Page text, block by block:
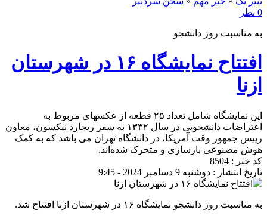
0 نظر
به مناسبت روز دانشجو
افتتاح نمایشگاه ۱۶ در شهرستان
ازنا
این نمایشگاه شامل تعداد ۲۵ قطعه از عکسهای مربوط به
اعتراضات دانشجویی در سال ۱۳۳۲ به سفر ریچارد نیکسون، معاون
رییس جمهور وقت آمریکا، در دانشگاه تهران می باشد که به کمک
هوش مصنوعی بازسازی و متحرک شده‌اند.
کد خبر : 8504
تاریخ انتشار : دوشنبه 9 دسامبر 2024 - 9:45
به مناسبت روز دانشجو نمایشگاه ۱۶ در شهرستان ازنا افتتاح شد.